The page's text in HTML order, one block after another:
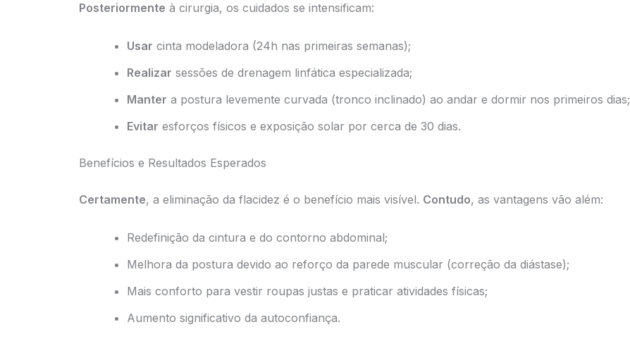
Posteriormente à cirurgia, os cuidados se intensificam:
Usar cinta modeladora (24h nas primeiras semanas);
Realizar sessões de drenagem linfática especializada;
Manter a postura levemente curvada (tronco inclinado) ao andar e dormir nos primeiros dias;
Evitar esforços físicos e exposição solar por cerca de 30 dias.
Benefícios e Resultados Esperados
Certamente, a eliminação da flacidez é o benefício mais visível. Contudo, as vantagens vão além:
Redefinição da cintura e do contorno abdominal;
Melhora da postura devido ao reforço da parede muscular (correção da diástase);
Mais conforto para vestir roupas justas e praticar atividades físicas;
Aumento significativo da autoconfiança.